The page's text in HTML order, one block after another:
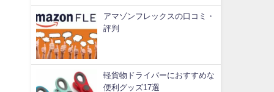
アマゾンフレックスの口コミ・
評判
軽貨物ドライバーにおすすめな
便利グッズ17選